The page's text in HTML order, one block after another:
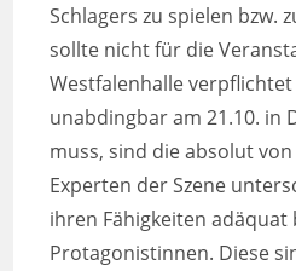
Schlagers zu spielen bzw.
sollte nicht für die
Westfalenhalle
unabdingbar am 21.10. in
muss, sind die absolut
Experten der Szene
ihren Fähigkeiten adäquat
Protagonistinnen. Diese